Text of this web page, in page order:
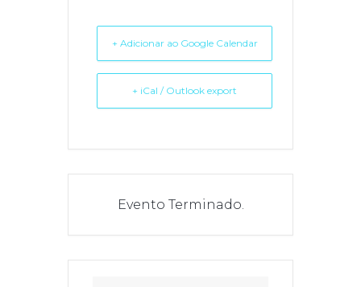
+ Adicionar ao Google Calendar
+ iCal / Outlook export
Evento Terminado.